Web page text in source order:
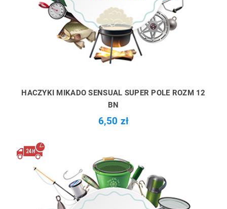
HACZYKI MIKADO SENSUAL SUPER POLE ROZM 12
BN
6,50 zł